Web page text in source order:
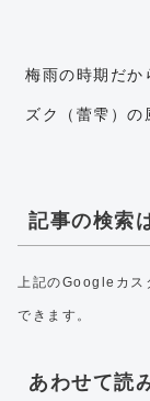
梅雨の時期だか
ズク（蕾雫）の
記事の検索
上記のGoogleカス
できます。
あわせて読